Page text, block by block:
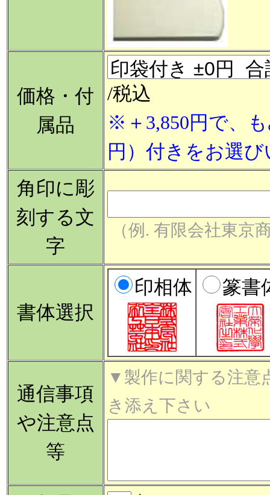
価格・付
属品
/税込
※＋3,850円で、
円）付きをお選
角印に彫
刻する文
字
（例. 有限会社東京
書体選択
印相体 篆書
通信事項
や注意点
等
▼製作に関する注意
き添え下さい